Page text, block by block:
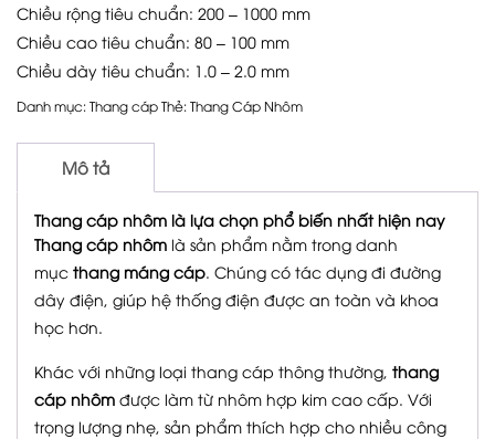
Chiều rộng tiêu chuẩn: 200 – 1000 mm
Chiều cao tiêu chuẩn: 80 – 100 mm
Chiều dày tiêu chuẩn: 1.0 – 2.0 mm
Danh mục:Thang cápThẻ:Thang Cáp Nhôm
Mô tả
Thang cáp nhôm là lựa chọn phổ biến nhất hiện nay
Thang cáp nhôm là sản phẩm nằm trong danh
mục thang máng cáp. Chúng có tác dụng đi đường
dây điện, giúp hệ thống điện được an toàn và khoa
học hơn.
Khác với những loại thang cáp thông thường, thang
cáp nhôm được làm từ nhôm hợp kim cao cấp. Với
trọng lượng nhẹ, sản phẩm thích hợp cho nhiều công